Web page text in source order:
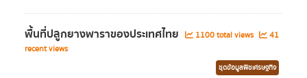
พื้นที่ปลูกยางพาราของประเทศไทย 1100 total views
41
recent views
ชุดข้อมูลพืชเศรษฐกิจ